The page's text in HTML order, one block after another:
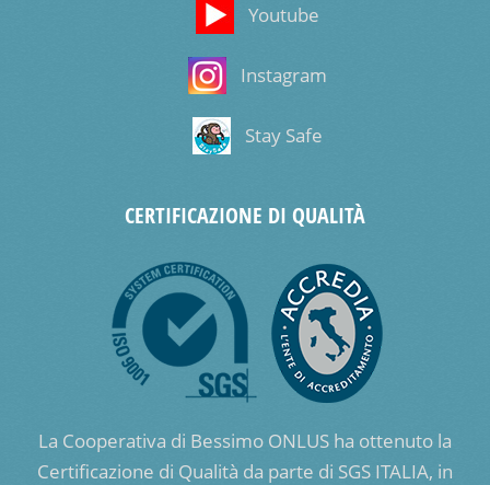
Youtube
Instagram
Stay Safe
CERTIFICAZIONE DI QUALITÀ
La Cooperativa di Bessimo ONLUS ha ottenuto la
Certificazione di Qualità da parte di SGS ITALIA, in